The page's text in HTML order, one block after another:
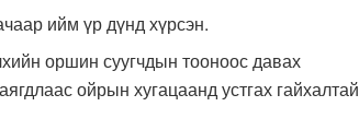
ийм үр дүнд хүрсэн.
оршин суугчдын тооноос давах
ойрын хугацаанд устгах гайхалтай